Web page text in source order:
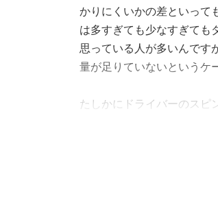
かりにくいかの差といって
は多すぎても少なすぎても
思っている人が多いんです
量が足りていないというケ
たしかにドライバーのスピ